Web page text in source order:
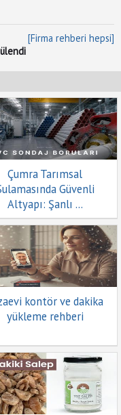
[Firma rehberi hepsi]
Çumra Tarımsal
Güvenli
Altyapı: Şanlı ...
kontör ve dakika
yükleme rehberi